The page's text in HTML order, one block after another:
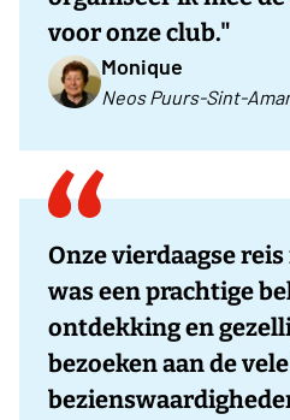
voor onze club."
Monique
Neos Puurs-Sint-
Onze vierdaagse
was een prachtige
ontdekking en
bezoeken aan de